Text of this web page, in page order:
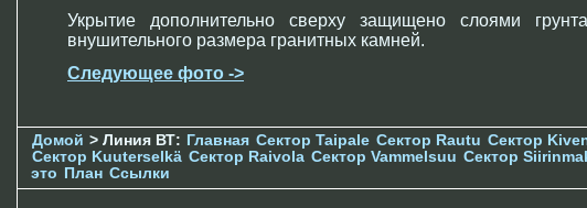
Укрытие дополнительно сверху защищено слоями
внушительного размера гранитных камней.
Следующее фото ->
Домой > Линия ВТ: Главная Сектор Taipale Сектор Rautu Сектор
Сектор Kuuterselkä Сектор Raivola Сектор Vammelsuu Сектор
это
План Ссылки